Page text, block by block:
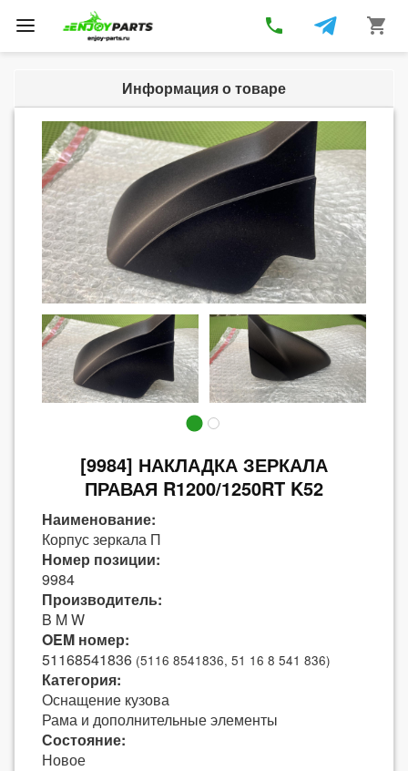
Toggle
navigation
phone shopping_cart
Информация о товаре
[9984] НАКЛАДКА ЗЕРКАЛА
ПРАВАЯ R1200/1250RT K52
Наименование:
Корпус зеркала П
Номер позиции:
9984
Производитель:
B M W
OEM номер:
51168541836 (5116 8541836, 51 16 8 541 836)
Категория:
Оснащение кузова
Рама и дополнительные элементы
Состояние:
Новое